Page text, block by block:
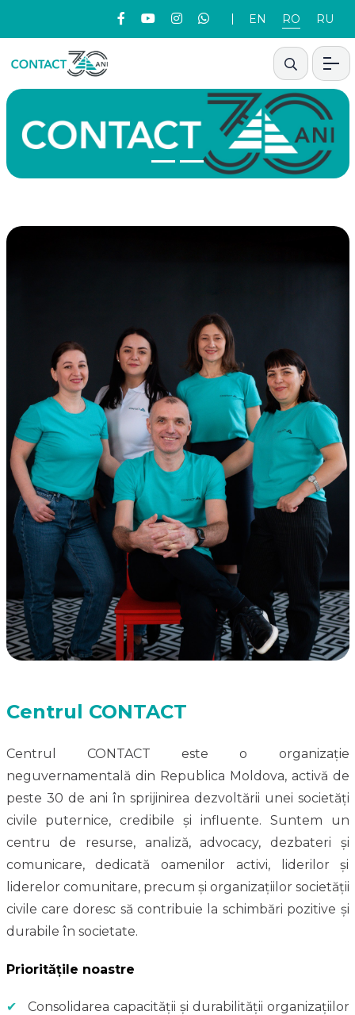
EN RO RU
Previous
Centrul CONTACT
Centrul CONTACT este o organizație
neguvernamentală din Republica Moldova, activă de
peste 30 de ani în sprijinirea dezvoltării unei societăți
civile puternice, credibile și influente. Suntem un
centru de resurse, analiză, advocacy, dezbateri și
comunicare, dedicată oamenilor activi, liderilor și
liderelor comunitare, precum și organizațiilor societății
civile care doresc să contribuie la schimbări pozitive și
durabile în societate.
Prioritățile noastre
✔
Consolidarea capacității și durabilității organizațiilor